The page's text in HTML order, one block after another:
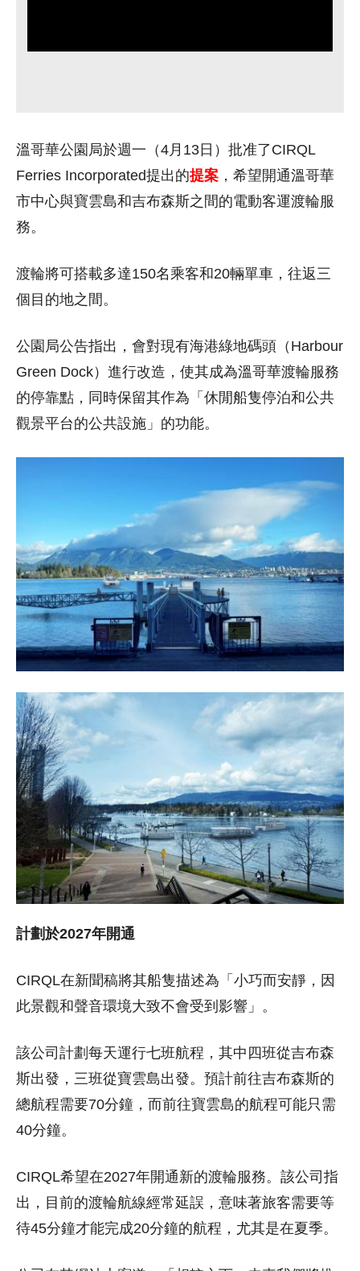
溫哥華公園局於週一（4月13日）批准了CIRQL
Ferries Incorporated提出的提案 ，希望開通溫哥華
市中心與寶雲島和吉布森斯之間的電動客運渡輪服
務。
渡輪將可搭載多達150名乘客和20輛單車，往返三
個目的地之間。
公園局公告指出，會對現有海港綠地碼頭（Harbour
Green Dock）進行改造，使其成為溫哥華渡輪服務
的停靠點，同時保留其作為「休閒船隻停泊和公共
觀景平台的公共設施」的功能。
計劃於2027年開通
CIRQL在新聞稿將其船隻描述為「小巧而安靜，因
此景觀和聲音環境大致不會受到影響」。
該公司計劃每天運行七班航程，其中四班從吉布森
斯出發，三班從寶雲島出發。預計前往吉布森斯的
總航程需要70分鐘，而前往寶雲島的航程可能只需
40分鐘。
CIRQL希望在2027年開通新的渡輪服務。該公司指
出，目前的渡輪航線經常延誤，意味著旅客需要等
待45分鐘才能完成20分鐘的航程，尤其是在夏季。